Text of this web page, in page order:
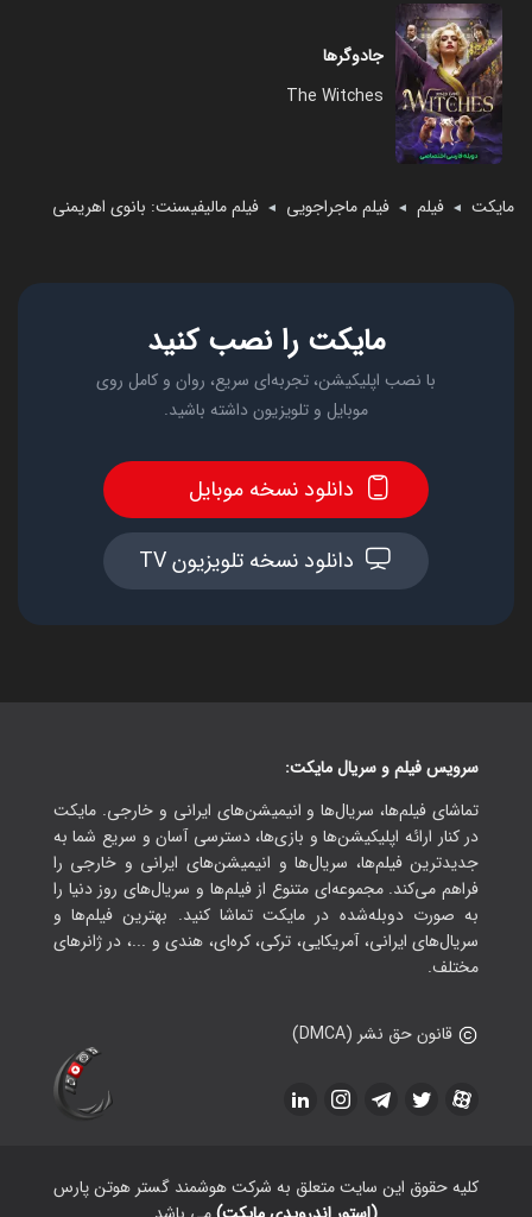
مایکت ◄ فیلم ◄ فیلم ماجراجویی ◄ فیلم مالیفیسنت: بانوی اهریمنی
جادوگرها
The Witches
مایکت را نصب کنید
با نصب اپلیکیشن، تجربه‌ای سریع، روان و کامل روی
موبایل و تلویزیون داشته باشید.
دانلود نسخه موبایل
دانلود نسخه تلویزیون TV
سرویس فیلم و سریال مایکت:
تماشای فیلم‌ها، سریال‌ها و انیمیشن‌های ایرانی و خارجی. مایکت
در کنار ارائه اپلیکیشن‌ها و بازی‌ها، دسترسی آسان و سریع شما به
جدیدترین فیلم‌ها، سریال‌ها و انیمیشن‌های ایرانی و خارجی را
فراهم می‌کند. مجموعه‌ای متنوع از فیلم‌ها و سریال‌های روز دنیا را
به صورت دوبله‌شده در مایکت تماشا کنید. بهترین فیلم‌ها و
سریال‌های ایرانی، آمریکایی، ترکی، کره‌ای، هندی و ...، در ژانرهای
مختلف.
قانون حق نشر (DMCA)
کلیه حقوق این سایت متعلق به شرکت هوشمند گستر هوتن پارس